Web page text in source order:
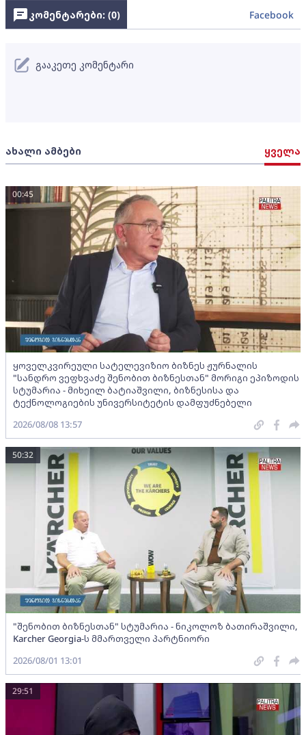
ახალი ამბები ყველა
ყოველკვირეული სატელევიზიო ბიზნეს ჟურნალის
"სანდრო ვეფხვაძე შენობით ბიზნესთან" მორიგი ეპიზოდის
სტუმარია - მიხეილ ბატიაშვილი, ბიზნესისა და
ტექნოლოგიების უნივერსიტეტის დამფუძნებელი
00:45
2026/08/08 13:57
"შენობით ბიზნესთან" სტუმარია - ნიკოლოზ ბათირაშვილი,
Karcher Georgia-ს მმართველი პარტნიორი
50:32
2026/08/01 13:01
29:51
კომენტარები: (0) Facebook
გააკეთე კომენტარი